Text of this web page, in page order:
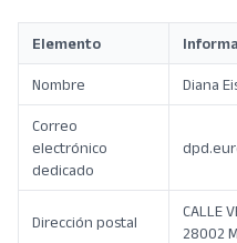
Elemento
Nombre Diana
Correo
electrónico
dedicado
Dirección postal
CALLE
28002